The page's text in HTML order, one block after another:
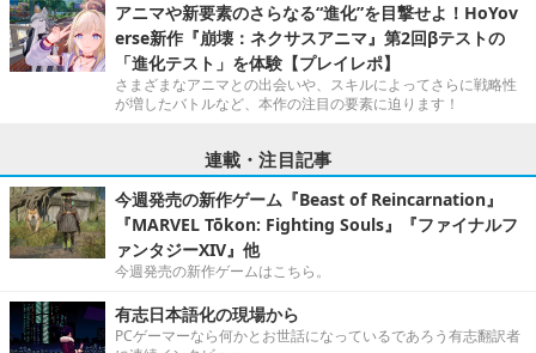
アニマや新要素のさらなる“進化”を目撃せよ！HoYov
erse新作『崩壊：ネクサスアニマ』第2回βテストの
「進化テスト」を体験【プレイレポ】
さまざまなアニマとの出会いや、スキルによってさらに戦略性
が増したバトルなど、本作の注目の要素に迫ります！
連載・注目記事
今週発売の新作ゲーム『Beast of Reincarnation』
『MARVEL Tōkon: Fighting Souls』『ファイナルフ
ァンタジーXIV』他
今週発売の新作ゲームはこちら。
有志日本語化の現場から
PCゲーマーなら何かとお世話になっているであろう有志翻訳者